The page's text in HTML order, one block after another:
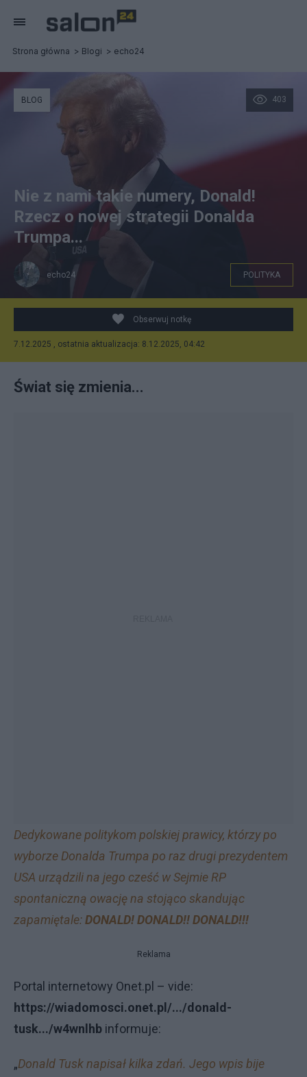
Strona główna Blogi echo24
403
BLOG
Nie z nami takie numery, Donald!
Rzecz o nowej strategii Donalda
Trumpa...
echo24 POLITYKA
Obserwuj notkę
7.12.2025 , ostatnia aktualizacja: 8.12.2025, 04:42
Świat się zmienia...
Dedykowane politykom polskiej prawicy, którzy po
wyborze Donalda Trumpa po raz drugi prezydentem
USA urządzili na jego cześć w Sejmie RP
spontaniczną owację na stojąco skandując
zapamiętale:DONALD! DONALD!! DONALD!!!
Reklama
Portal internetowy Onet.pl – vide:
https://wiadomosci.onet.pl/.../donald-
tusk.../w4wnlhb informuje:
„Donald Tusk napisał kilka zdań. Jego wpis bije